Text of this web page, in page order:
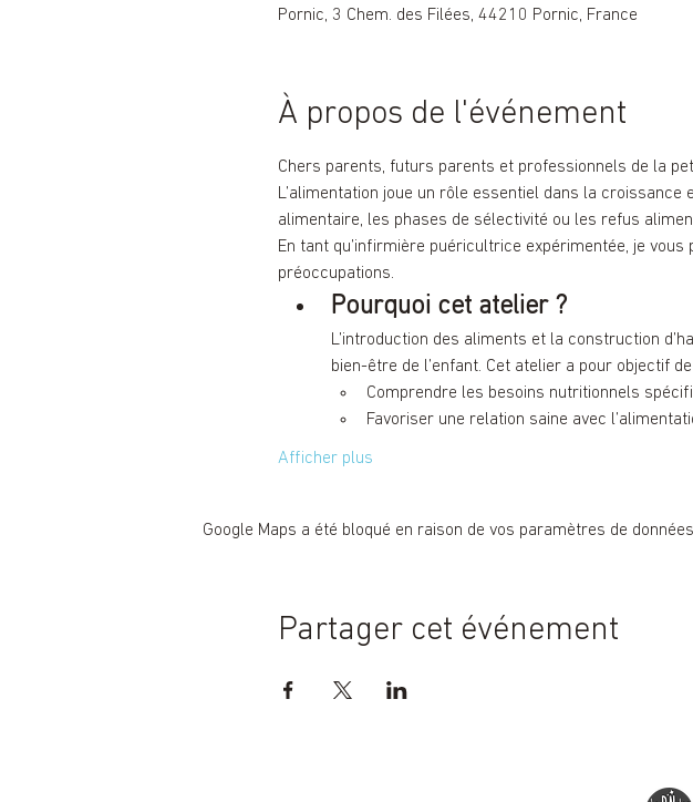
Pornic, 3 Chem. des Filées, 44210 Pornic, France
À propos de l'événement
Chers parents, futurs parents et professionnels de la
L’alimentation joue un rôle essentiel dans la
alimentaire, les phases de sélectivité ou les refus
En tant qu’infirmière puéricultrice expérimentée, je
préoccupations.
Pourquoi cet atelier ?
L’introduction des aliments et la construction
bien-être de l’enfant. Cet atelier a pour objectif
Comprendre les besoins nutritionnels
Favoriser une relation saine avec
Afficher plus
Google Maps a été bloqué en raison de vos paramètres de
Partager cet événement